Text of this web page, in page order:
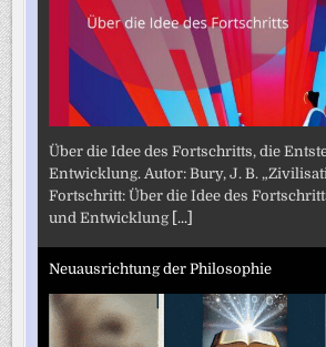
Über die Idee des Fortschritts, die
Entwicklung. Autor: Bury, J. B.
Fortschritt: Über die Idee des
und Entwicklung [...]
Neuausrichtung der Philosophie